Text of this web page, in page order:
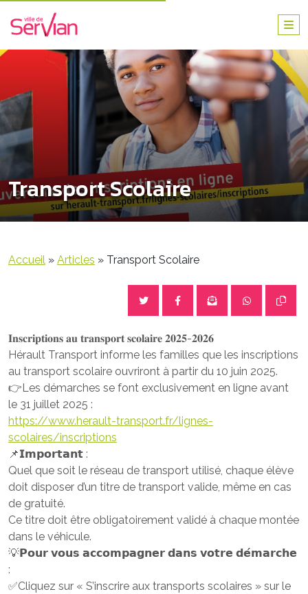
Transport Scolaire
Accueil » Articles » Transport Scolaire
𝐈𝐧𝐬𝐜𝐫𝐢𝐩𝐭𝐢𝐨𝐧𝐬 𝐚𝐮 𝐭𝐫𝐚𝐧𝐬𝐩𝐨𝐫𝐭 𝐬𝐜𝐨𝐥𝐚𝐢𝐫𝐞 𝟐𝟎𝟐𝟓-𝟐𝟎𝟐𝟔
Hérault Transport informe les familles que les inscriptions
au transport scolaire ouvriront à partir du 10 juin 2025.
👉Les démarches se font exclusivement en ligne avant
le 31 juillet 2025 :
https://www.herault-transport.fr/lignes-
scolaires/inscriptions
📌𝗜𝗺𝗽𝗼𝗿𝘁𝗮𝗻𝘁 :
Quel que soit le réseau de transport utilisé, chaque élève
doit disposer d’un titre de transport valide, même en cas
de gratuité.
Ce titre doit être obligatoirement validé à chaque montée
dans le véhicule.
💡𝗣𝗼𝘂𝗿 𝘃𝗼𝘂𝘀 𝗮𝗰𝗰𝗼𝗺𝗽𝗮𝗴𝗻𝗲𝗿 𝗱𝗮𝗻𝘀 𝘃𝗼𝘁𝗿𝗲 𝗱𝗲́𝗺𝗮𝗿𝗰𝗵𝗲
:
✅Cliquez sur « S’inscrire aux transports scolaires » sur le